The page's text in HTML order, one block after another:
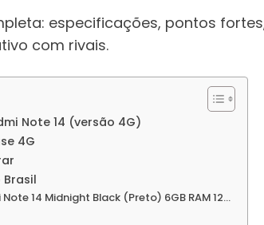
especificações, pontos
com rivais.
Note 14 (versão 4G)
4G
14 Midnight Black (Preto) 6GB RAM 12…